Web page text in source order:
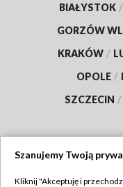
BIAŁYSTOK /
GORZÓW
KRAKÓW /
OPOLE /
SZCZECIN /
Szanujemy Twoją
Kliknij "Akceptuję i